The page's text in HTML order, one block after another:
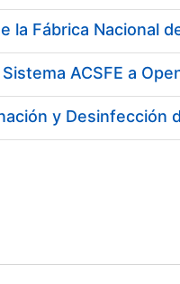
Fábrica Nacional
ACSFE a